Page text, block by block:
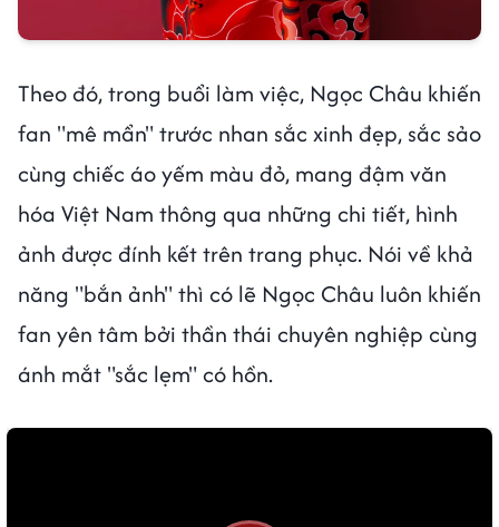
Theo đó, trong buổi làm việc, Ngọc Châu khiến
fan "mê mẩn" trước nhan sắc xinh đẹp, sắc sảo
cùng chiếc áo yếm màu đỏ, mang đậm văn
hóa Việt Nam thông qua những chi tiết, hình
ảnh được đính kết trên trang phục. Nói về khả
năng "bắn ảnh" thì có lẽ Ngọc Châu luôn khiến
fan yên tâm bởi thần thái chuyên nghiệp cùng
ánh mắt "sắc lẹm" có hồn.